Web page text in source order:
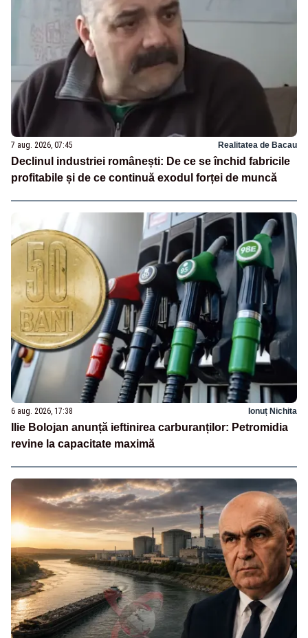
7 aug. 2026, 07:45 Realitatea de Bacau
Declinul industriei românești: De ce se închid fabricile
profitabile și de ce continuă exodul forței de muncă
6 aug. 2026, 17:38 Ionuț Nichita
Ilie Bolojan anunță ieftinirea carburanților: Petromidia
revine la capacitate maximă